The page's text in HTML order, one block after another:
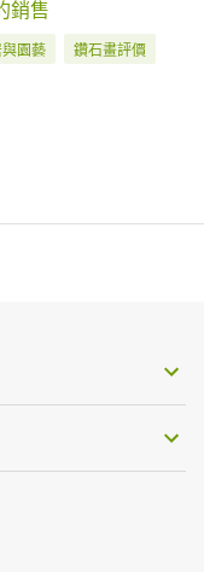
銷售
與園藝 鑽石畫評價